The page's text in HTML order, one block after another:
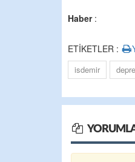
Haber:
ETİKETLER :
isdemir